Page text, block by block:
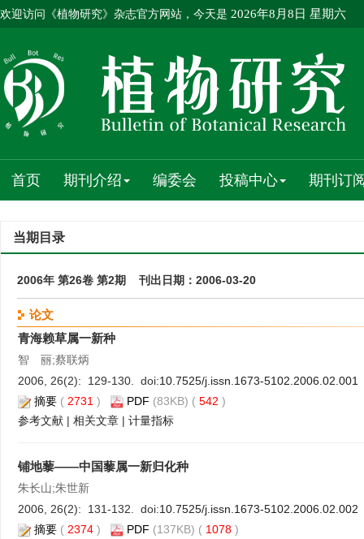
欢迎访问《植物研究》杂志官方网站，今天是 2026年8月8日 星期六
首页 期刊介绍 编委会 投稿中心 期刊订
当期目录
2006年 第26卷 第2期 刊出日期：2006-03-20
论文
青海赖草属一新种
智 丽;蔡联炳
2006, 26(2): 129-130. doi:10.7525/j.issn.1673-5102.2006.02.001
摘要 ( 2731 ) PDF (83KB) ( 542 )
参考文献 | 相关文章 | 计量指标
铺地藜——中国藜属一新归化种
朱长山;朱世新
2006, 26(2): 131-132. doi:10.7525/j.issn.1673-5102.2006.02.002
摘要 ( 2374 ) PDF (137KB) ( 1078 )